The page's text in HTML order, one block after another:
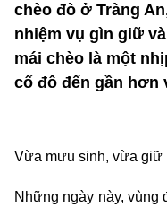
chèo đò ở Tràng
nhiệm vụ gìn giữ
mái chèo là một
cố đô đến gần hơn
Vừa mưu sinh, vừa giữ
Những ngày này, vùng